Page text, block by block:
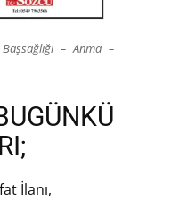
– Anma –
İlanı,